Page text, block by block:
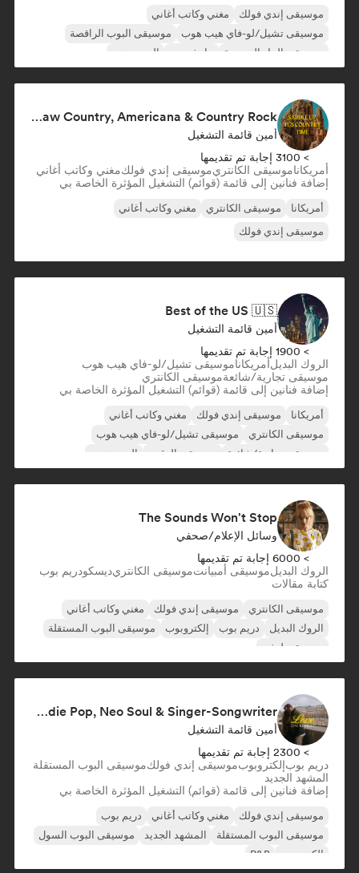
موسيقى إندي فولك
مغني وكاتب أغاني
موسيقى تشيل/لو-فاي هيب هوب
موسيقى البوب الراقصة
موسيقى الجاز التجريبية
جاز فيوجن
الهيب هوب
Saddle Up, It's Country Time 🤠 Outlaw Country, Americana & Country Rock
أمين قائمة التشغيل
> 3100 إجابة تم تقديمها
أمريكاناموسيقى الكانتريموسيقى إندي فولكمغني وكاتب أغاني
إضافة فنانين إلى قائمة (قوائم) التشغيل المؤثرة الخاصة بي
أمريكانا موسيقى الكانتري
مغني وكاتب أغاني
موسيقى إندي فولك
Best of the US 🇺🇸
أمين قائمة التشغيل
> 1900 إجابة تم تقديمها
الروك البديلأمريكاناموسيقى تشيل/لو-فاي هيب هوب
موسيقى تجارية/شائعةموسيقى الكانتري
إضافة فنانين إلى قائمة (قوائم) التشغيل المؤثرة الخاصة بي
أمريكانا موسيقى إندي فولك
مغني وكاتب أغاني
موسيقى الكانتري
موسيقى تشيل/لو-فاي هيب هوب
موسيقى تجارية/شائعة
موسيقى الرقص الهيب هوب
The Sounds Won't Stop
وسائل الإعلام/صحفي
> 6000 إجابة تم تقديمها
الروك البديلموسيقى أمبيانتموسيقى الكانتريديسكودريم بوب
كتابة مقالات
موسيقى الكانتري موسيقى إندي فولك
مغني وكاتب أغاني
الروك البديل
دريم بوب إلكتروبوب
موسيقى البوب المستقلة
موسيقى لوفي
Love on Repeat 💖 Romantic Indie Pop, Neo Soul & Singer-Songwriter
أمين قائمة التشغيل
> 2300 إجابة تم تقديمها
دريم بوبإلكتروبوبموسيقى إندي فولكموسيقى البوب المستقلة
المشهد الجديد
إضافة فنانين إلى قائمة (قوائم) التشغيل المؤثرة الخاصة بي
موسيقى إندي فولك مغني وكاتب أغاني
دريم بوب
موسيقى البوب المستقلة
المشهد الجديد
موسيقى البوب السول
إلكتروبوب
R&B